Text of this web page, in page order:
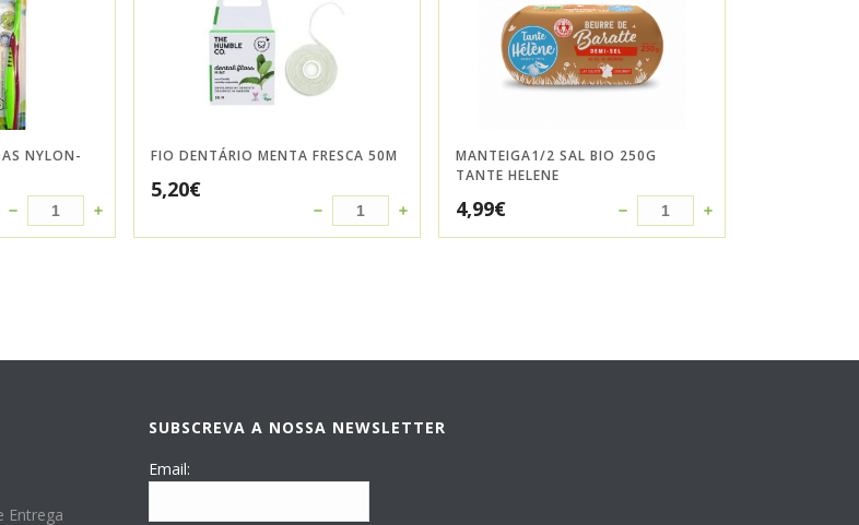
NYLON-
FIO DENTÁRIO MENTA FRESCA 50M
5,20€
MANTEIGA1/2 SAL BIO 250G
TANTE HELENE
4,99€
Entrega
SUBSCREVA A NOSSA NEWSLETTER
Email: